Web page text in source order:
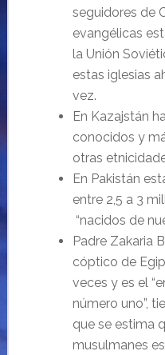
seguidores de
evangélicas
la Unión
estas iglesias
vez.
En Kazajstán
conocidos y
otras
En Pakistán
entre 2,5 a 3
“nacidos de
Padre Zakaria
cóptico de
veces y es el
número uno”,
que se estima
musulmanes